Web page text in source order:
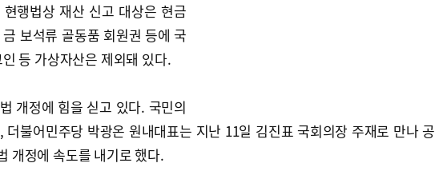
현행법상 재산 신고 대상은 현금
보석류 골동품 회원권 등에 국
등 가상자산은 제외돼 있다.
개정에 힘을 싣고 있다. 국민의
더불어민주당 박광온 원내대표는 지난 11일 김진표 국회의장 주재로 만나 공
개정에 속도를 내기로 했다.